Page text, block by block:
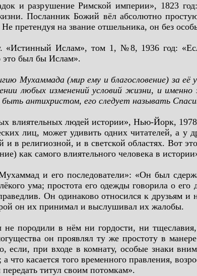
и разрушение Римской империи», 1823
Посланник Божий вёл абсолютно
претендуя на звание отшельника, он без
Ислам», том 1, №8, 1936 год:
это был бы Ислам».
Мухаммада (мир ему и благословение) за
любых изменений условий жизни, и
антихристом, его следует называть
влиятельных людей истории», Нью-Йорк,
лиц, может удивить одних читателей, а у
в религиозной, и в светской областях. Вот
как самого влиятельного человека в
и его последователи»: «Он был
ума; простота его одежды говорила о
Он одинаково относился к
он их принимал и выслушивал их жалобы.
породили в нём ни гордости, ни
он проявлял ту же простоту в
если, при входе в комнату, особые знаки
что касается того временного правления,
титул своим потомкам».